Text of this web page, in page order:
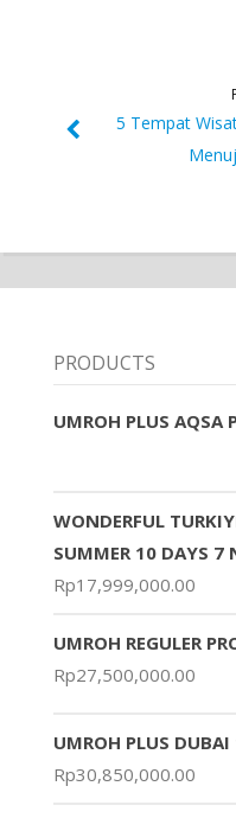
5 Tempat
PRODUCTS
UMROH PLUS AQSA
WONDERFUL
SUMMER 10 DAYS 7
Rp17,999,000.00
UMROH REGULER
Rp27,500,000.00
UMROH PLUS DUBAI
Rp30,850,000.00